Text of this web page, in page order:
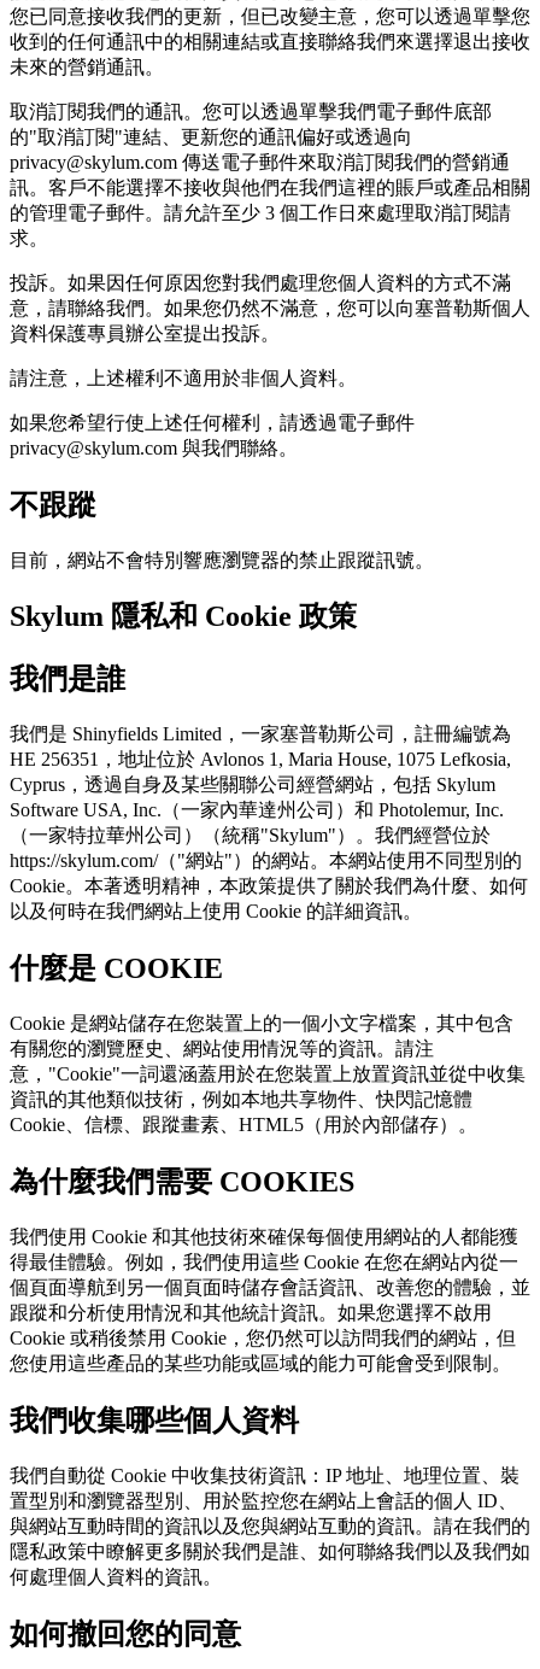
您已同意接收我們的更新，但已改變主意，您可以透過單擊您
收到的任何通訊中的相關連結或直接聯絡我們來選擇退出接收
未來的營銷通訊。
取消訂閱我們的通訊。您可以透過單擊我們電子郵件底部
的"取消訂閱"連結、更新您的通訊偏好或透過向
privacy@skylum.com 傳送電子郵件來取消訂閱我們的營銷通
訊。客戶不能選擇不接收與他們在我們這裡的賬戶或產品相關
的管理電子郵件。請允許至少 3 個工作日來處理取消訂閱請
求。
投訴。如果因任何原因您對我們處理您個人資料的方式不滿
意，請聯絡我們。如果您仍然不滿意，您可以向塞普勒斯個人
資料保護專員辦公室提出投訴。
請注意，上述權利不適用於非個人資料。
如果您希望行使上述任何權利，請透過電子郵件
privacy@skylum.com 與我們聯絡。
不跟蹤
目前，網站不會特別響應瀏覽器的禁止跟蹤訊號。
Skylum 隱私和 Cookie 政策
我們是誰
我們是 Shinyfields Limited，一家塞普勒斯公司，註冊編號為
HE 256351，地址位於 Avlonos 1, Maria House, 1075 Lefkosia,
Cyprus，透過自身及某些關聯公司經營網站，包括 Skylum
Software USA, Inc.（一家內華達州公司）和 Photolemur, Inc.
（一家特拉華州公司）（統稱"Skylum"）。我們經營位於
https://skylum.com/（"網站"）的網站。本網站使用不同型別的
Cookie。本著透明精神，本政策提供了關於我們為什麼、如何
以及何時在我們網站上使用 Cookie 的詳細資訊。
什麼是 COOKIE
Cookie 是網站儲存在您裝置上的一個小文字檔案，其中包含
有關您的瀏覽歷史、網站使用情況等的資訊。請注
意，"Cookie"一詞還涵蓋用於在您裝置上放置資訊並從中收集
資訊的其他類似技術，例如本地共享物件、快閃記憶體
Cookie、信標、跟蹤畫素、HTML5（用於內部儲存）。
為什麼我們需要 COOKIES
我們使用 Cookie 和其他技術來確保每個使用網站的人都能獲
得最佳體驗。例如，我們使用這些 Cookie 在您在網站內從一
個頁面導航到另一個頁面時儲存會話資訊、改善您的體驗，並
跟蹤和分析使用情況和其他統計資訊。如果您選擇不啟用
Cookie 或稍後禁用 Cookie，您仍然可以訪問我們的網站，但
您使用這些產品的某些功能或區域的能力可能會受到限制。
我們收集哪些個人資料
我們自動從 Cookie 中收集技術資訊：IP 地址、地理位置、裝
置型別和瀏覽器型別、用於監控您在網站上會話的個人 ID、
與網站互動時間的資訊以及您與網站互動的資訊。請在我們的
隱私政策中瞭解更多關於我們是誰、如何聯絡我們以及我們如
何處理個人資料的資訊。
如何撤回您的同意